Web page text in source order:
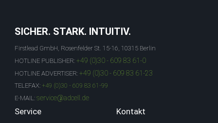
SICHER. STARK. INTUITIV.
Firstlead GmbH, Rosenfelder St. 15-16, 10315 Berlin
HOTLINE PUBLISHER: +49 (0)30 - 609 83 61-0
HOTLINE ADVERTISER: +49 (0)30 - 609 83 61-23
TELEFAX: +49 (0)30 - 609 83 61-99
E-MAIL: service@adcell.de
Service Kontakt